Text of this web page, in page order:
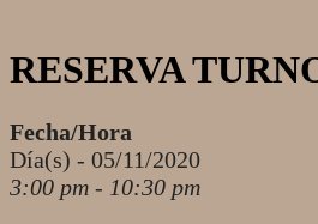
RESERVA
Fecha/Hora
Día(s) - 05/11/2020
3:00 pm - 10:30 pm